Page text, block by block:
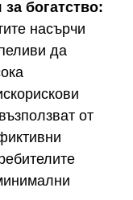
богатство:
насърчи
да
от